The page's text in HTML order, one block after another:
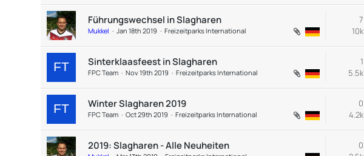
Führungswechsel in Slagharen
Mukkel Jan 18th 2019 Freizeitparks International
7
10k
Sinterklaasfeest in Slagharen
FPC Team Nov 19th 2019 Freizeitparks International
1
5.5k
Winter Slagharen 2019
FPC Team Oct 29th 2019 Freizeitparks International
0
4.2k
2019: Slagharen - Alle Neuheiten 0